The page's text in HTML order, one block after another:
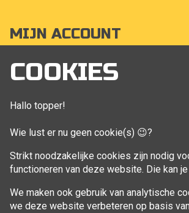
COOKIES
Hallo topper!
Wie lust er nu geen cookie(s) 😉?
Strikt noodzakelijke cookies zijn nodig
functioneren van deze website. Die kan
We maken ook gebruik van analytische
we deze website verbeteren op basis
MIJN ACCOUNT
Mijn account
Bestellingen
Aankoop beheren
VOLG MIJ
Facebook